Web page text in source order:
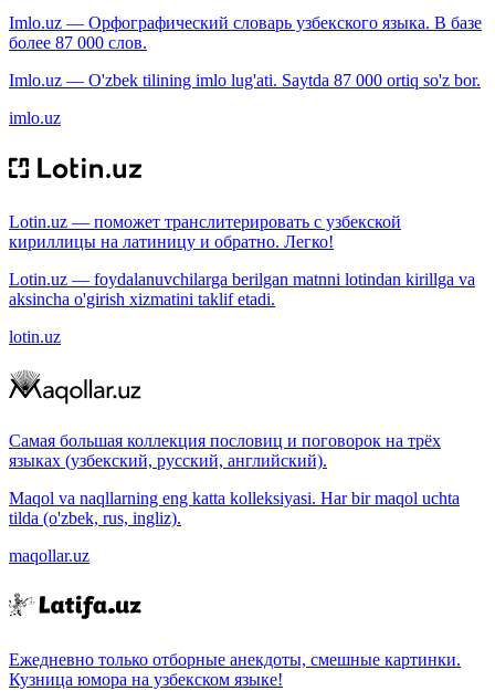
Imlo.uz — Орфографический словарь узбекского языка. В базе
более 87 000 слов.
Imlo.uz — O'zbek tilining imlo lug'ati. Saytda 87 000 ortiq so'z bor.
imlo.uz
Lotin.uz — поможет транслитерировать с узбекской
кириллицы на латиницу и обратно. Легко!
Lotin.uz — foydalanuvchilarga berilgan matnni lotindan kirillga va
aksincha o'girish xizmatini taklif etadi.
lotin.uz
Самая большая коллекция пословиц и поговорок на трёх
языках (узбекский, русский, английский).
Maqol va naqllarning eng katta kolleksiyasi. Har bir maqol uchta
tilda (o'zbek, rus, ingliz).
maqollar.uz
Ежедневно только отборные анекдоты, смешные картинки.
Кузница юмора на узбекском языке!